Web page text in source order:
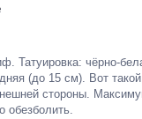
Татуировка: чёрно-
(до 15 см). Вот
стороны.
обезболить.